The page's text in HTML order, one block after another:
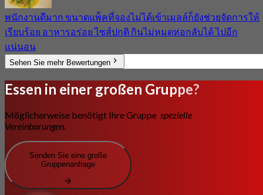
พนักงานดีมาก ขนาดแพ็คที่จองไม่ได้เข้าเมลล์ก็ยังช่วยจัดการให้
เรียบร้อย อาหารอร่อย ไซส์ปกติ กินไม่หมดห่อกลับได้ ไปอีก
แน่นอน
Sehen Sie mehr Bewertungen
Essen in einer großen Gruppe?
Möglicherweise benötigt Ihre Gruppe spezielle
Vereinbarungen.
Senden Sie eine große
Gruppenanfrage